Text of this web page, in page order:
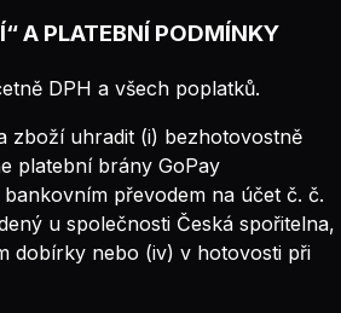
A PLATEBNÍ PODMÍNKY
DPH a všech poplatků.
zboží uhradit (i) bezhotovostně
platební brány GoPay
převodem na účet č. č.
u společnosti Česká spořitelna,
dobírky nebo (iv) v hotovosti při